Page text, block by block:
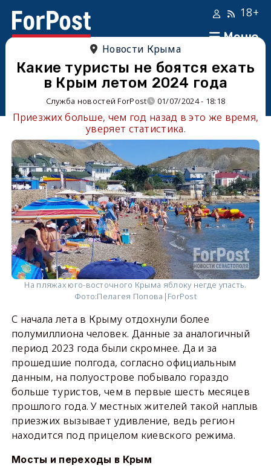
Меню
18+
Новости Крыма
Какие туристы не боятся ехать
в Крым летом 2024 года
Служба новостей ForPost 01/07/2024 - 18:18
Приезжих больше, чем год назад в это же время,
уверяет статистика.
На пляжах юго-восточного Крыма яблоку негде упасть.
Фото:Пелагея Попова|ForPost
С начала лета в Крыму отдохнули более
полумиллиона человек. Данные за аналогичный
период 2023 года были скромнее. Да и за
прошедшие полгода, согласно официальным
данным, на полуострове побывало гораздо
больше туристов, чем в первые шесть месяцев
прошлого года. У местных жителей такой наплыв
приезжих вызывает удивление, ведь регион
находится под прицелом киевского режима.
Мосты и переходы в Крым